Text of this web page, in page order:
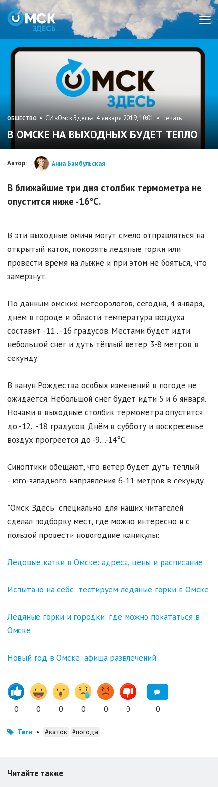
ОБЩЕСТВО • СИ «Омск Здесь» 4 января 2019, 10:01 •печать
В ОМСКЕ НА ВЫХОДНЫХ БУДЕТ ТЕПЛО
Автор: Анна Бамбульская
В ближайшие три дня столбик термометра не
опустится ниже -16°С.
В эти выходные омичи могут смело отправляться на
открытый каток, покорять ледяные горки или
провести время на лыжне и при этом не бояться, что
замерзнут.
По данным омских метеорологов, сегодня, 4 января,
днём в городе и области температура воздуха
составит -11…-16 градусов. Местами будет идти
небольшой снег и дуть тёплый ветер 3-8 метров в
секунду.
В канун Рождества особых изменений в погоде не
ожидается. Небольшой снег будет идти 5 и 6 января.
Ночами в выходные столбик термометра опустится
до -12…-18 градусов. Днём в субботу и воскресенье
воздух прогреется до -9…-14°С.
Синоптики обещают, что ветер будет дуть тёплый
- юго-западного направления 6-11 метров в секунду.
"Омск Здесь" специально для наших читателей
сделал подборку мест, где можно интересно и с
пользой провести новогодние каникулы:
Ледовые катки в Омске: адреса, цены и расписание
Испытано на себе: тестируем ледяные горки в Омске
Ледяные горки и городки: где можно покататься в
Омске
Новый год в Омске: афиша развлечений
0 0 0 0 0 0 0
Теги • #каток #погода
Читайте также